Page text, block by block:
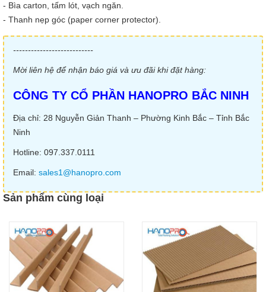
- Bìa carton, tấm lót, vạch ngăn.
- Thanh nẹp góc (paper corner protector).
---------------------------
Mời liên hệ để nhận báo giá và ưu đãi khi đặt hàng:
CÔNG TY CỔ PHẦN HANOPRO BẮC NINH
Địa chỉ: 28 Nguyễn Giản Thanh – Phường Kinh Bắc – Tỉnh Bắc
Ninh
Hotline: 097.337.0111
Email: sales1@hanopro.com
Sản phẩm cùng loại